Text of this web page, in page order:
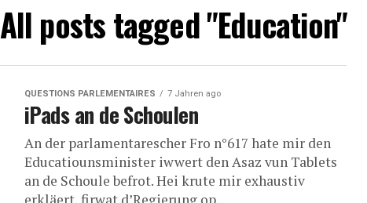
All posts tagged "Education"
QUESTIONS PARLEMENTAIRES 7 Jahren ago
iPads an de Schoulen
An der parlamentarescher Fro n°617 hate mir den
Educatiounsminister iwwert den Asaz vun Tablets
an de Schoule befrot. Hei krute mir exhaustiv